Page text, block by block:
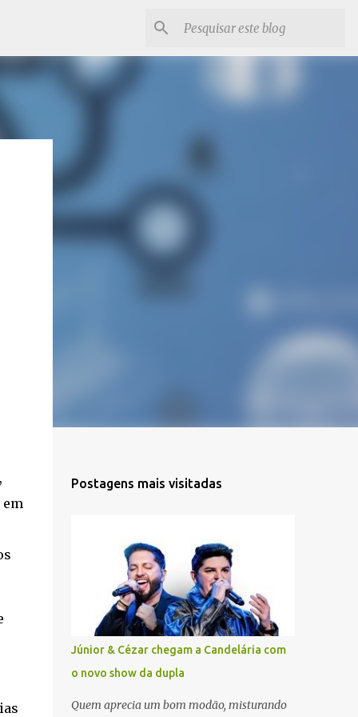
Postagens mais visitadas
Júnior & Cézar chegam a Candelária com
o novo show da dupla
Quem aprecia um bom modão, misturando